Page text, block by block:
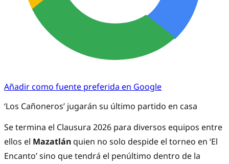
Añadir como fuente preferida en Google
‘Los Cañoneros’ jugarán su último partido en casa
Se termina el Clausura 2026 para diversos equipos entre
ellos el Mazatlánquien no solo despide el torneo en ‘El
Encanto’ sino que tendrá el penúltimo dentro de la